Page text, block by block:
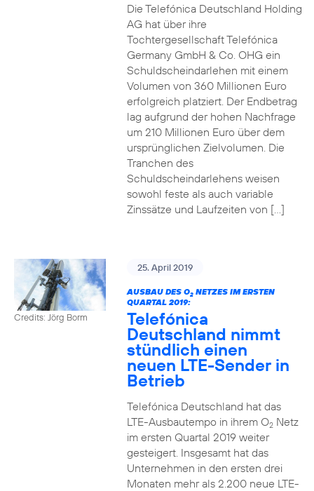
Die Telefónica Deutschland Holding
AG hat über ihre
Tochtergesellschaft Telefónica
Germany GmbH & Co. OHG ein
Schuldscheindarlehen mit einem
Volumen von 360 Millionen Euro
erfolgreich platziert. Der Endbetrag
lag aufgrund der hohen Nachfrage
um 210 Millionen Euro über dem
ursprünglichen Zielvolumen. Die
Tranchen des
Schuldscheindarlehens weisen
sowohl feste als auch variable
Zinssätze und Laufzeiten von […]
Credits: Jörg Borm
25. April 2019
AUSBAU DES O2NETZES IM ERSTEN
QUARTAL 2019:
Telefónica
Deutschland nimmt
stündlich einen
neuen LTE-Sender in
Betrieb
Telefónica Deutschland hat das
LTE-Ausbautempo in ihrem O2Netz
im ersten Quartal 2019 weiter
gesteigert. Insgesamt hat das
Unternehmen in den ersten drei
Monaten mehr als 2.200 neue LTE-